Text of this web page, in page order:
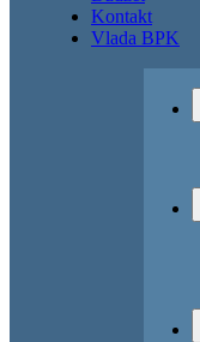
Kontakt
Vlada BPK